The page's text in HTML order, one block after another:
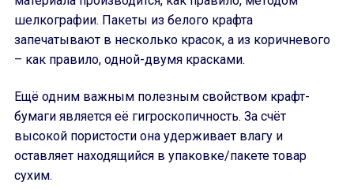
шелкографии. Пакеты из белого крафта
запечатывают в несколько красок, а из коричневого
– как правило, одной-двумя красками.
Ещё одним важным полезным свойством крафт-
бумаги является её гигроскопичность. За счёт
высокой пористости она удерживает влагу и
оставляет находящийся в упаковке/пакете товар
сухим.